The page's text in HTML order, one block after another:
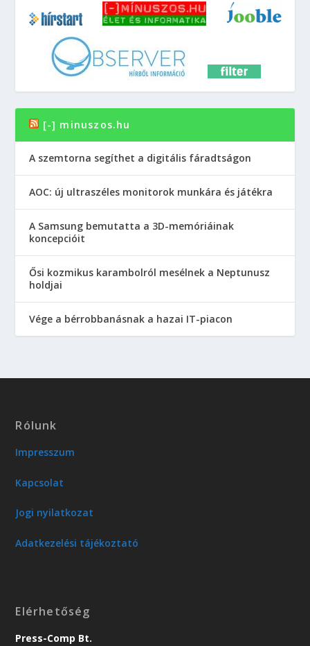
[-] minuszos.hu
A szemtorna segíthet a digitális fáradtságon
AOC: új ultraszéles monitorok munkára és játékra
A Samsung bemutatta a 3D-memóriáinak
koncepcióit
Ősi kozmikus karambolról mesélnek a Neptunusz
holdjai
Vége a bérrobbanásnak a hazai IT-piacon
Rólunk
Impresszum
Kapcsolat
Jogi nyilatkozat
Adatkezelési tájékoztató
Elérhetőség
Press-Comp Bt.